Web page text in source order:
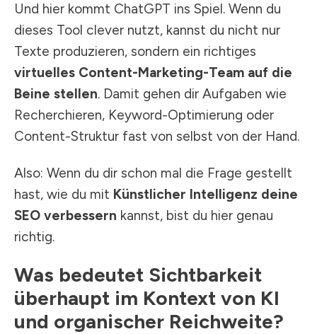
Und hier kommt ChatGPT ins Spiel. Wenn du
dieses Tool clever nutzt, kannst du nicht nur
Texte produzieren, sondern ein richtiges
virtuelles Content-Marketing-Team auf die
Beine stellen. Damit gehen dir Aufgaben wie
Recherchieren, Keyword-Optimierung oder
Content-Struktur fast von selbst von der Hand.
Also: Wenn du dir schon mal die Frage gestellt
hast, wie du mit Künstlicher Intelligenz deine
SEO verbessern kannst, bist du hier genau
richtig.
Was bedeutet Sichtbarkeit
überhaupt im Kontext von KI
und organischer Reichweite?